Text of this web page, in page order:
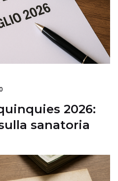
2026:
sanatoria